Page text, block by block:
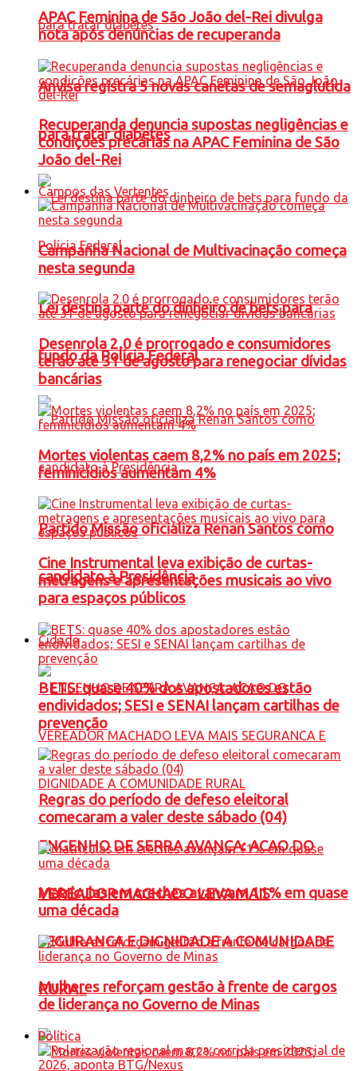
Anvisa registra 5 novas canetas de semaglutida
para tratar diabetes
Lei destina parte do dinheiro de bets para
fundo da Polícia Federal
Partido Missão oficializa Renan Santos como
candidato à Presidência
Cidade
ENGENHO DE SERRA AVANÇA: ACAO DO
VEREADOR MACHADO LEVA MAIS
SEGURANCA E DIGNIDADE A COMUNIDADE
RURAL
APAC Feminina de São João del-Rei divulga
nota após denúncias de recuperanda
Recuperanda denuncia supostas negligências e
condições precárias na APAC Feminina de São
João del-Rei
Campos das Vertentes
Campanha Nacional de Multivacinação começa
nesta segunda
Desenrola 2.0 é prorrogado e consumidores
terão até 31 de agosto para renegociar dívidas
bancárias
Mortes violentas caem 8,2% no país em 2025;
feminicídios aumentam 4%
Cine Instrumental leva exibição de curtas-
metragens e apresentações musicais ao vivo
para espaços públicos
BETS: quase 40% dos apostadores estão
endividados; SESI e SENAI lançam cartilhas de
prevenção
Regras do período de defeso eleitoral
comecaram a valer deste sábado (04)
Matrículas em creches avançam 11% em quase
uma década
Mulheres reforçam gestão à frente de cargos
de liderança no Governo de Minas
Política